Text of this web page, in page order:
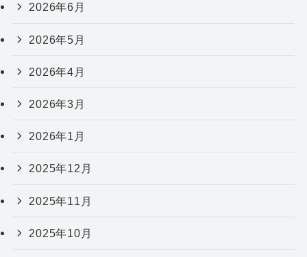
2026年6月
2026年5月
2026年4月
2026年3月
2026年1月
2025年12月
2025年11月
2025年10月